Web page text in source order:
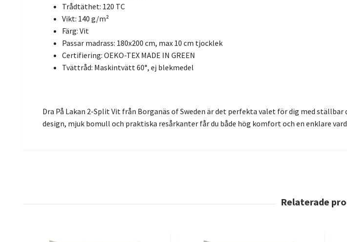
Trådtäthet: 120 TC
Vikt: 140 g/m²
Färg: Vit
Passar madrass: 180x200 cm, max 10 cm tjocklek
Certifiering: OEKO-TEX MADE IN GREEN
Tvättråd: Maskintvätt 60°, ej blekmedel
Dra På Lakan 2-Split Vit från Borganäs of Sweden är det perfekta valet för dig med
design, mjuk bomull och praktiska resårkanter får du både hög komfort och en enklare